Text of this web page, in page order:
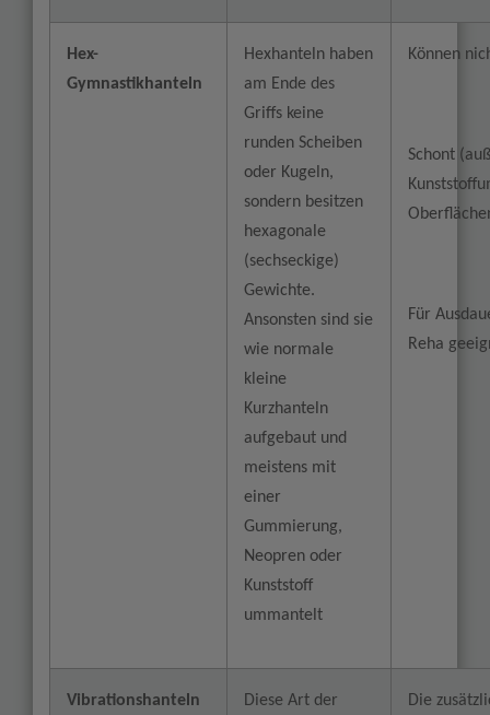
Hex-
Gymnastikhanteln
Hexhanteln haben
am Ende des
Griffs keine
runden Scheiben
oder Kugeln,
sondern besitzen
hexagonale
(sechseckige)
Gewichte.
Ansonsten sind sie
wie normale
kleine
Kurzhanteln
aufgebaut und
meistens mit
einer
Gummierung,
Neopren oder
Kunststoff
ummantelt
Können
Schont
Für
Reha
Vibrationshanteln
Diese Art der
Die